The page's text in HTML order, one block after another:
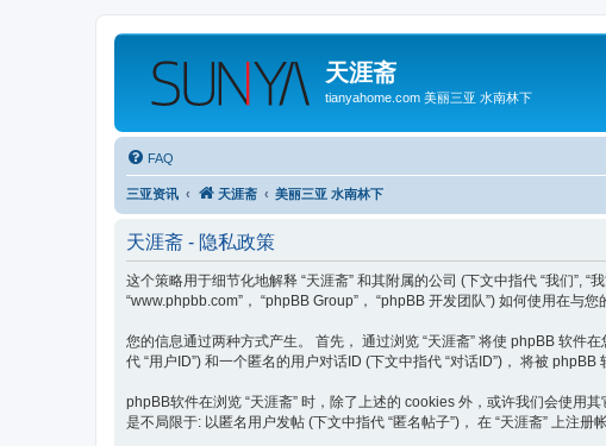
天涯斋
tianyahome.com 美丽三亚 水南林下
FAQ
三亚资讯 天涯斋 美丽三亚 水南林下
天涯斋 - 隐私政策
这个策略用于细节化地解释 “天涯斋” 和其附属的公司 (下文中指代 “我们”, “
“www.phpbb.com”， “phpBB Group”， “phpBB 开发团队”) 如何使用在与
您的信息通过两种方式产生。 首先， 通过浏览 “天涯斋” 将使 phpBB 软
代 “用户ID”) 和一个匿名的用户对话ID (下文中指代 “对话ID”)， 将被
phpBB软件在浏览 “天涯斋” 时，除了上述的 cookies 外，或许我们会使用
是不局限于: 以匿名用户发帖 (下文中指代 “匿名帖子”)， 在 “天涯斋” 上注册